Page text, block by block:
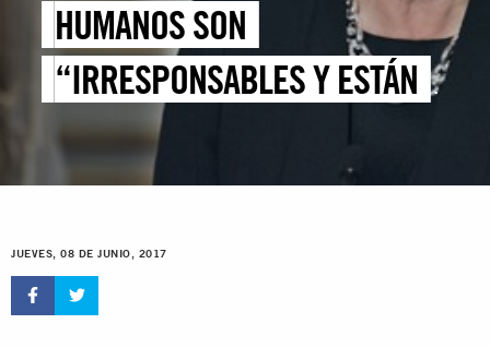
HUMANOS SON
“IRRESPONSABLES Y ESTÁN
MAL DOCUMENTADOS”
JUEVES, 08 DE JUNIO, 2017